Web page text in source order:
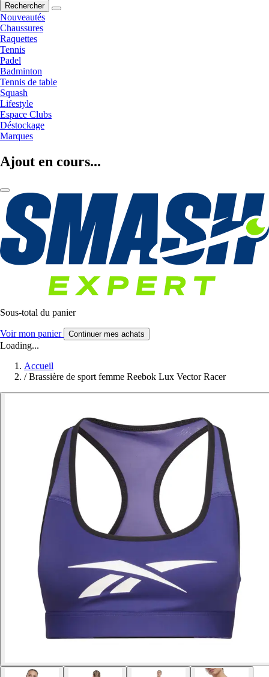
Rechercher
Nouveautés
Chaussures
Raquettes
Tennis
Padel
Badminton
Tennis de table
Squash
Lifestyle
Espace Clubs
Déstockage
Marques
Ajout en cours...
Sous-total du panier
Voir mon panier Continuer mes achats
Loading...
Accueil
/ Brassière de sport femme Reebok Lux Vector Racer